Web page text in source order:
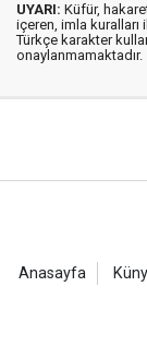
UYARI: Küfür,
içeren, imla kuralları
Türkçe karakter
onaylanmamaktadır.
Anasayfa